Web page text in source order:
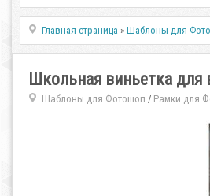
Главная страница »Шаблоны для
Школьная виньетка
Шаблоны для Фотошоп / Рамки для